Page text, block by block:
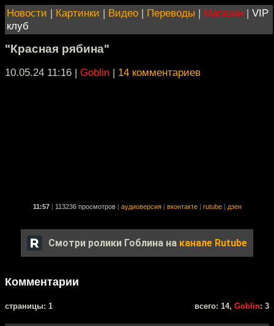
Новости | Картинки | Видео | Переводы | Магазин | VIP
клуб
"Красная рябина"
10.05.24 11:16 | Goblin | 14 комментариев
11:57 113236 просмотров аудиоверсия вконтакте rutube дзен
Смотри ролики Гоблина на канале Rutube
Комментарии
cтраницы: 1 всего: 14, Goblin: 3